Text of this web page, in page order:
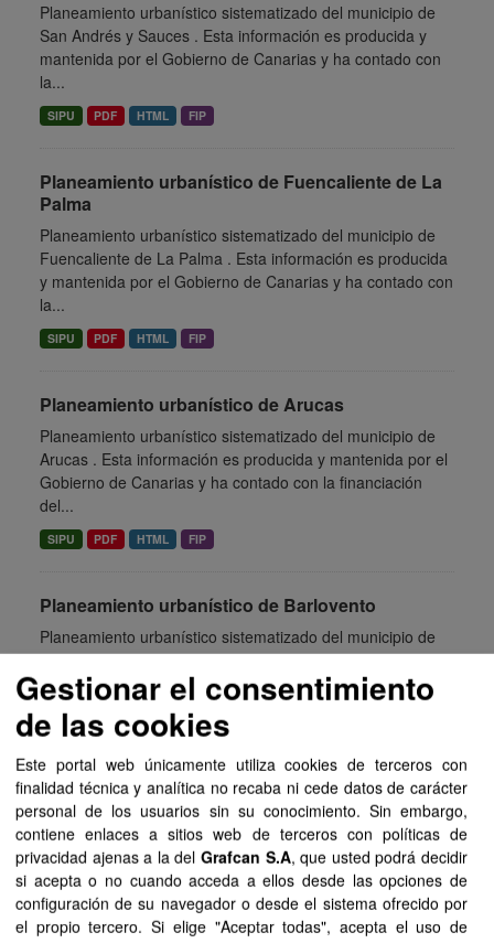
Planeamiento urbanístico sistematizado del municipio de
San Andrés y Sauces . Esta información es producida y
mantenida por el Gobierno de Canarias y ha contado con
la...
SIPU PDF HTML FIP
Planeamiento urbanístico de Fuencaliente de La
Palma
Planeamiento urbanístico sistematizado del municipio de
Fuencaliente de La Palma . Esta información es producida
y mantenida por el Gobierno de Canarias y ha contado con
la...
SIPU PDF HTML FIP
Planeamiento urbanístico de Arucas
Planeamiento urbanístico sistematizado del municipio de
Arucas . Esta información es producida y mantenida por el
Gobierno de Canarias y ha contado con la financiación
del...
SIPU PDF HTML FIP
Planeamiento urbanístico de Barlovento
Planeamiento urbanístico sistematizado del municipio de
Barlovento . Esta información es producida y mantenida
por el Gobierno de Canarias y ha contado con la
financiación del...
SIPU PDF HTML FIP
Planeamiento urbanístico de Tuineje
Planeamiento urbanístico sistematizado del municipio de
Tuineje . Esta información es producida y mantenida por el
Gobierno de Canarias y ha contado con la financiación
del...
Gestionar el consentimiento
de las cookies
Este portal web únicamente utiliza cookies de terceros con
finalidad técnica y analítica no recaba ni cede datos de carácter
personal de los usuarios sin su conocimiento. Sin embargo,
contiene enlaces a sitios web de terceros con políticas de
privacidad ajenas a la del Grafcan S.A, que usted podrá decidir
si acepta o no cuando acceda a ellos desde las opciones de
configuración de su navegador o desde el sistema ofrecido por
el propio tercero. Si elige "Aceptar todas", acepta el uso de